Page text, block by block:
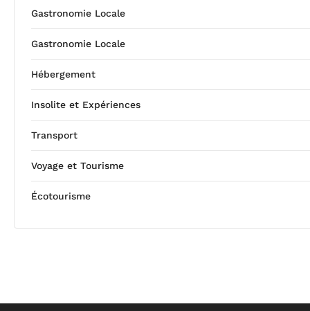
Gastronomie Locale
Gastronomie Locale
Hébergement
Insolite et Expériences
Transport
Voyage et Tourisme
Écotourisme